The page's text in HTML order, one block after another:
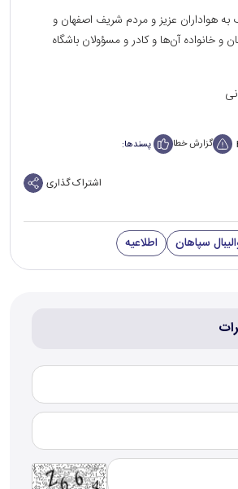
به هواداران عزیز و مردم شریف اصفهان و
و خانواده آن‌ها و کادر و مسؤولان باشگاه
گزارش خطا پسندها:
اشتراک گذاری
سپاهان اطلاعیه